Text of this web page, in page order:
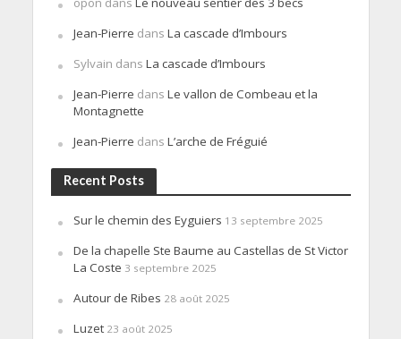
Jean-Pierre dans La cascade d’Imbours
Sylvain dans La cascade d’Imbours
Jean-Pierre dans Le vallon de Combeau et la
Montagnette
Jean-Pierre dans L’arche de Fréguié
Recent Posts
Sur le chemin des Eyguiers 13 septembre 2025
De la chapelle Ste Baume au Castellas de St Victor
La Coste 3 septembre 2025
Autour de Ribes 28 août 2025
Luzet 23 août 2025